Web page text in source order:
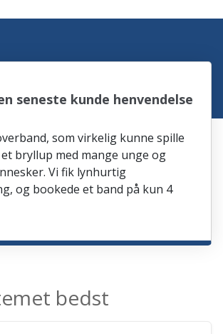
seneste kunde henvendelse
som virkelig kunne spille
bryllup med mange unge og
Vi fik lynhurtig
og bookede et band på kun 4
bedst